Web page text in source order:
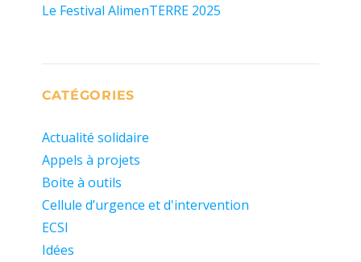
Le Festival AlimenTERRE 2025
CATÉGORIES
Actualité solidaire
Appels à projets
Boite à outils
Cellule d’urgence et d'intervention
ECSI
Idées